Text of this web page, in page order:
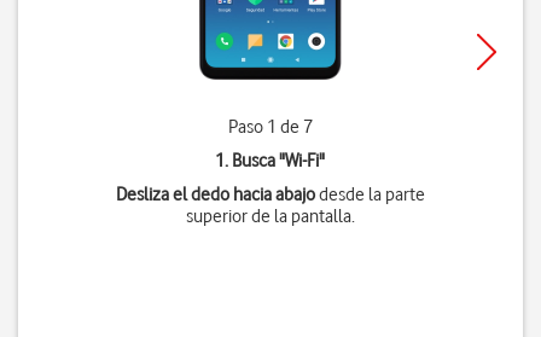
Paso 1 de 7
1. Busca "Wi-Fi"
Desliza el dedo hacia abajodesde la parte
superior de la pantalla.